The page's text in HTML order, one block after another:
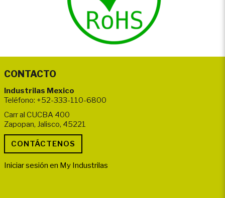
CONTACTO
Industrilas Mexico
Teléfono: +52-333-110-6800
Carr al CUCBA 400
Zapopan, Jalisco, 45221
Iniciar sesión en My Industrilas